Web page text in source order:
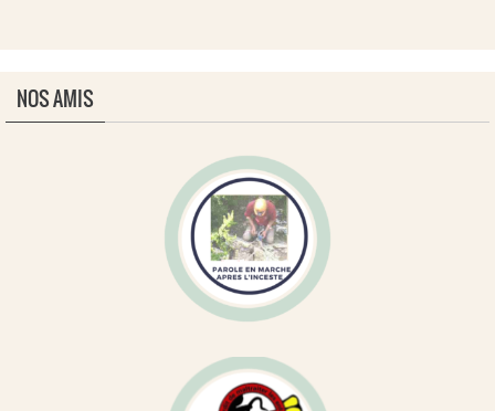
NOS AMIS